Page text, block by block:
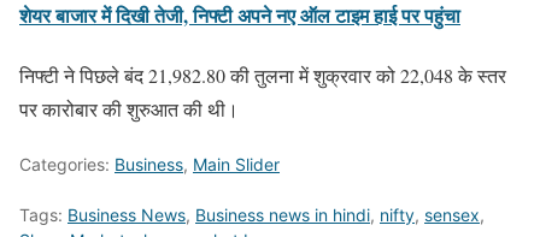
शेयर बाजार में दिखी तेजी, निफ्टी अपने नए ऑल टाइम हाई पर पहुंचा
निफ्टी ने पिछले बंद 21,982.80 की तुलना में शुक्रवार को 22,048 के स्तर
पर कारोबार की शुरुआत की थी।
Categories: Business, Main Slider
Tags: Business News, Business news in hindi, nifty, sensex,